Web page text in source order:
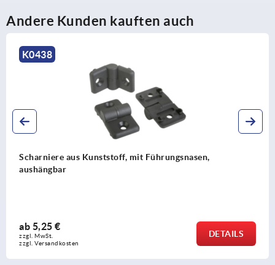
Andere Kunden kauften auch
Scharniere eckig mit Befestigungsmuttern,